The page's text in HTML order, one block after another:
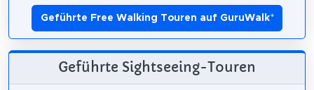
Geführte Free Walking Touren auf GuruWalk*
Geführte Sightseeing-Touren